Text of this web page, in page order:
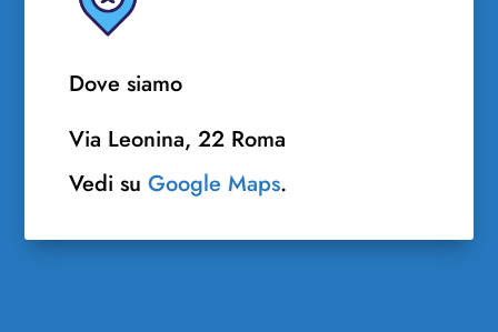
Dove siamo
Via Leonina, 22 Roma
Vedi suGoogle Maps.